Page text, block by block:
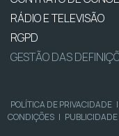
RÁDIO E TELEVISÃO
RGPD
GESTÃO DAS
POLÍTICA DE PRIVACIDADE |
CONDIÇÕES | PUBLICIDADE